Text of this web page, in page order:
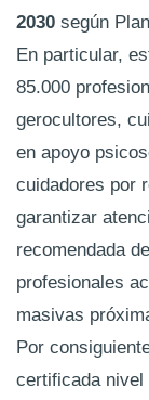
2030 según
En particular,
85.000
gerocultores,
en apoyo
cuidadores por
garantizar
recomendada
profesionales
masivas
Por
certificada nivel